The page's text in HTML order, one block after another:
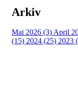
Arkiv
Mai 2026 (3)April
(15) 2024 (25) 2023